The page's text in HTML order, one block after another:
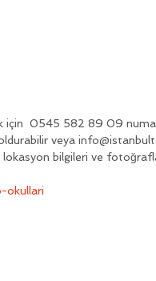
için  0545 582 89 09
veya
lokasyon bilgileri ve
okullari